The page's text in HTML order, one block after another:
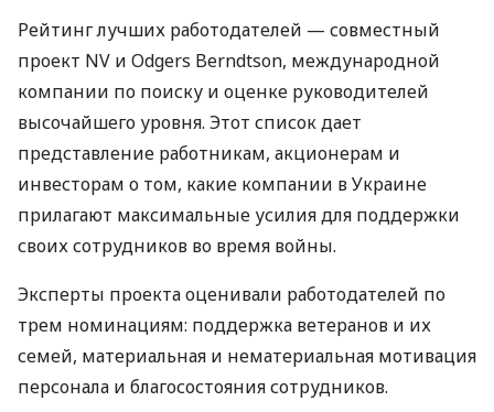
Рейтинг лучших работодателей — совместный
проект NV и Odgers Berndtson, международной
компании по поиску и оценке руководителей
высочайшего уровня. Этот список дает
представление работникам, акционерам и
инвесторам о том, какие компании в Украине
прилагают максимальные усилия для поддержки
своих сотрудников во время войны.
Эксперты проекта оценивали работодателей по
трем номинациям: поддержка ветеранов и их
семей, материальная и нематериальная мотивация
персонала и благосостояния сотрудников.